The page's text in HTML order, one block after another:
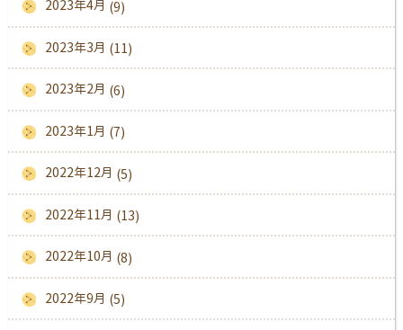
2023年4月 (9)
2023年3月 (11)
2023年2月 (6)
2023年1月 (7)
2022年12月 (5)
2022年11月 (13)
2022年10月 (8)
2022年9月 (5)